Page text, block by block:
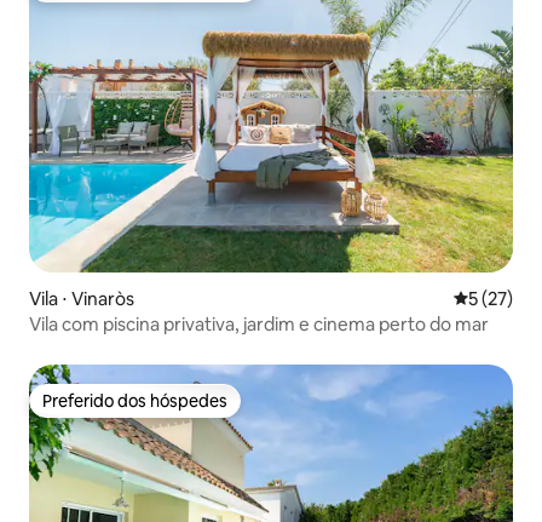
Vila ⋅ Vinaròs 5 de uma
5 (27)
Vila com piscina privativa, jardim e cinema perto do mar
Preferido dos hóspedes
Preferido dos hóspedes